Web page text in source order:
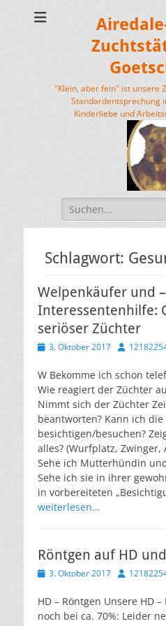
"Klein, aber fein" ist unsere
Standardentsprechung
Kinderliebe und
Suchen
nach:
Schlagwort:
Welpenkäufer und –
Interessentenhilfe:
seriöser Züchter
Veröffentlicht
3. Oktober 2017 Autor
W Bekomme ich schon
Wie reagiert der Züchter
Nimmt sich der Züchter
beantworten? Kann ich
besichtigen/besuchen?
alles? (Wurfplatz,
Sehe ich Mutterhündin
Sehe ich sie in ihrer
in vorbereiteten
weiterlesen…
Röntgen auf HD
Veröffentlicht
3. Oktober 2017 Autor
HD – Röntgen Unsere HD
noch bei ca. 70%: Leider